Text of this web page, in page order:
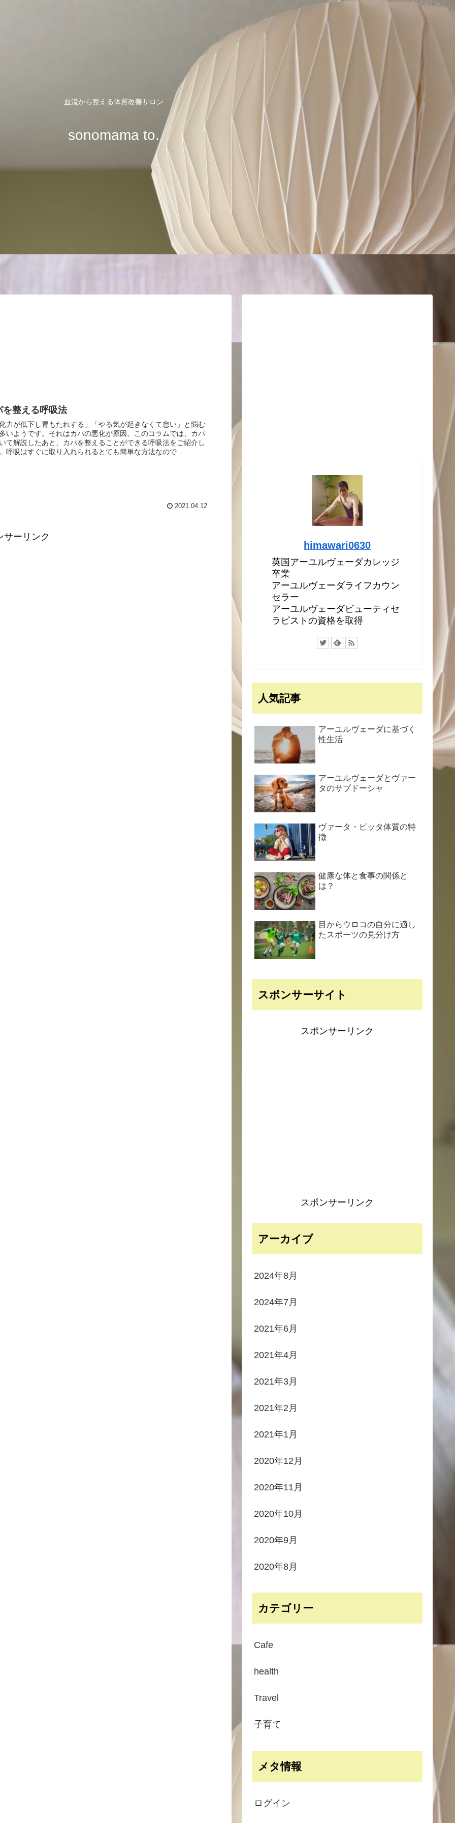
血流から整える体質改善サロン
sonomama to.
を整える呼吸法
力が低下し胃もたれする」「やる気が起きなくて怠い」と悩む
いようです。それはカパの悪化が原因。このコラムでは、カパ
て解説したあと、カパを整えることができる呼吸法をご紹介し
呼吸はすぐに取り入れられるとても簡単な方法なので...
2021.04.12
サーリンク
himawari0630
英国アーユルヴェーダカレッジ
卒業
アーユルヴェーダライフカウン
セラー
アーユルヴェーダビューティセ
ラピストの資格を取得
人気記事
アーユルヴェーダに基づく
性生活
アーユルヴェーダとヴァー
タのサブドーシャ
ヴァータ・ピッタ体質の特
徴
健康な体と食事の関係と
は？
目からウロコの自分に適し
たスポーツの見分け方
スポンサーサイト
スポンサーリンク
スポンサーリンク
アーカイブ
2024年8月
2024年7月
2021年6月
2021年4月
2021年3月
2021年2月
2021年1月
2020年12月
2020年11月
2020年10月
2020年9月
2020年8月
カテゴリー
Cafe
health
Travel
子育て
メタ情報
ログイン